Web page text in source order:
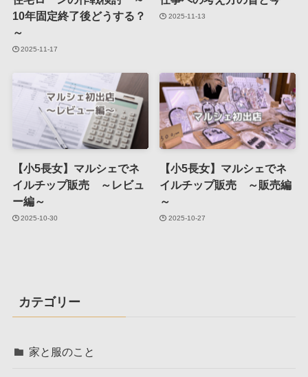
10年固定終了後どうする？
～
2025-11-17
2025-11-13
【小5長女】マルシェでネ
イルチップ販売 ～レビュ
ー編～
2025-10-30
【小5長女】マルシェでネ
イルチップ販売 ～販売編
～
2025-10-27
カテゴリー
家と服のこと